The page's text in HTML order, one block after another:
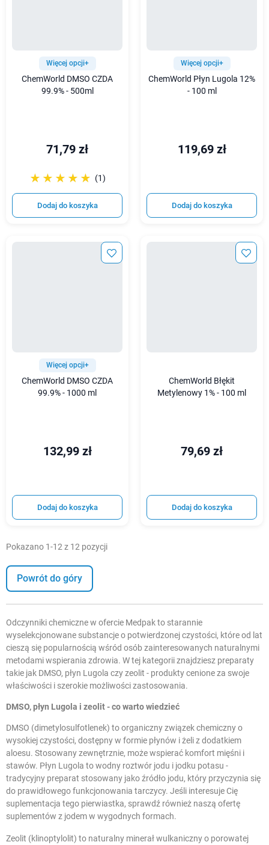
Więcej opcji+
ChemWorld DMSO CZDA
99.9% - 500ml
71,79 zł
☆☆☆☆☆
★★★★★ (1)
Dodaj do koszyka
Więcej opcji+
ChemWorld Płyn Lugola 12%
- 100 ml
119,69 zł
Dodaj do koszyka
Więcej opcji+
ChemWorld DMSO CZDA
99.9% - 1000 ml
132,99 zł
Dodaj do koszyka
ChemWorld Błękit
Metylenowy 1% - 100 ml
79,69 zł
Dodaj do koszyka
Pokazano 1-12 z 12 pozycji
Powrót do góry
Odczynniki chemiczne w ofercie Medpak to starannie
wyselekcjonowane substancje o potwierdzonej czystości, które od lat
cieszą się popularnością wśród osób zainteresowanych naturalnymi
metodami wspierania zdrowia. W tej kategorii znajdziesz preparaty
takie jak DMSO, płyn Lugola czy zeolit - produkty cenione za swoje
właściwości i szerokie możliwości zastosowania.
DMSO, płyn Lugola i zeolit - co warto wiedzieć
DMSO (dimetylosulfotlenek) to organiczny związek chemiczny o
wysokiej czystości, dostępny w formie płynów i żeli z dodatkiem
aloesu. Stosowany zewnętrznie, może wspierać komfort mięśni i
stawów. Płyn Lugola to wodny roztwór jodu i jodku potasu -
tradycyjny preparat stosowany jako źródło jodu, który przyczynia się
do prawidłowego funkcjonowania tarczycy. Jeśli interesuje Cię
suplementacja tego pierwiastka, sprawdź również naszą ofertę
suplementów z jodemw wygodnych formach.
Zeolit (klinoptylolit) to naturalny minerał wulkaniczny o porowatej